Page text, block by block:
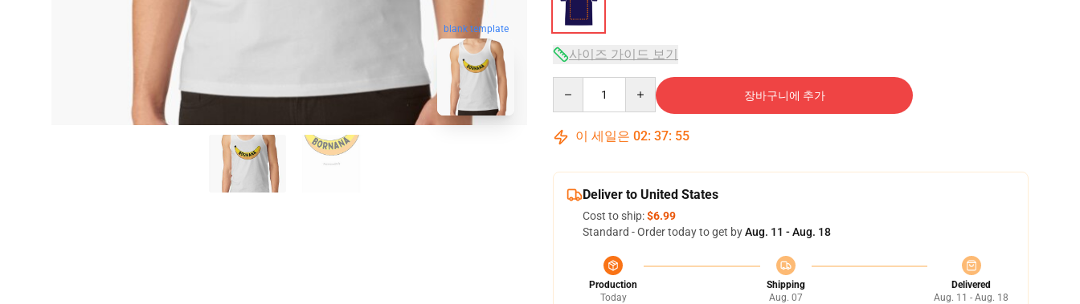
blank template
사이즈 가이드 보기
장바구니에 추가
이 세일은 02: 37: 54
Deliver to United States
Cost to ship:$6.99
Standard - Order today to get byAug. 11 - Aug. 18
Production
Today
Shipping
Aug. 07
Delivered
Aug. 11 - Aug. 18